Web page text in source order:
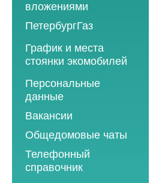
2014 год
2015 год
2016 год
2017 год
2018 год
2021 год
2022 год
вложениями
ПетербургГаз
2018 год
2019 год
2020 год
2021 год
2022 год
2023 год
2024 год
График и места
стоянки экомобилей
2019 год
2020 год
2021 год
2022 год
2023 год
2024 год
Персональные
данные
Вакансии
Общедомовые чаты
Телефонный
справочник